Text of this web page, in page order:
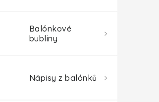
Balónkové
bubliny
Nápisy z balónků